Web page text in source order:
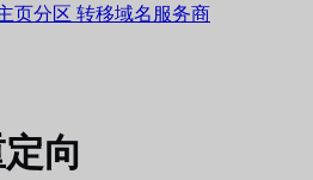
页分区 转移域名服务商
向